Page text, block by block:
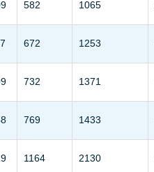
582 1065
672 1253
732 1371
769 1433
1164 2130